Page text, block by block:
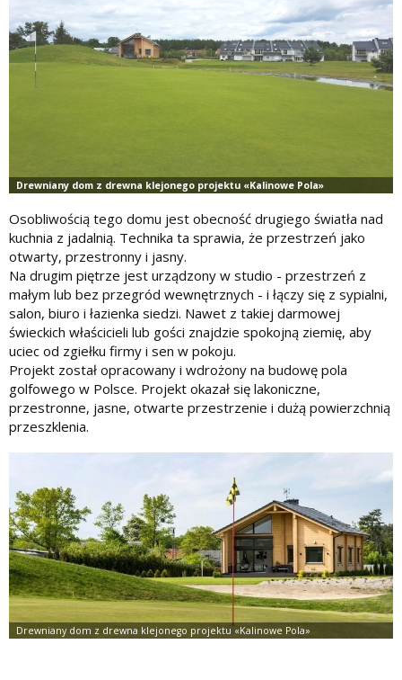
Osobliwością tego domu jest obecność drugiego światła nad
kuchnia z jadalnią. Technika ta sprawia, że ​​przestrzeń jako
otwarty, przestronny i jasny.
Na drugim piętrze jest urządzony w studio - przestrzeń z
małym lub bez przegród wewnętrznych - i łączy się z sypialni,
salon, biuro i łazienka siedzi. Nawet z takiej darmowej
świeckich właścicieli lub gości znajdzie spokojną ziemię, aby
uciec od zgiełku firmy i sen w pokoju.
Projekt został opracowany i wdrożony na budowę pola
golfowego w Polsce. Projekt okazał się lakoniczne,
przestronne, jasne, otwarte przestrzenie i dużą powierzchnią
przeszklenia.